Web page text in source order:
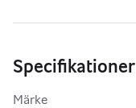
Specifikationer
Märke